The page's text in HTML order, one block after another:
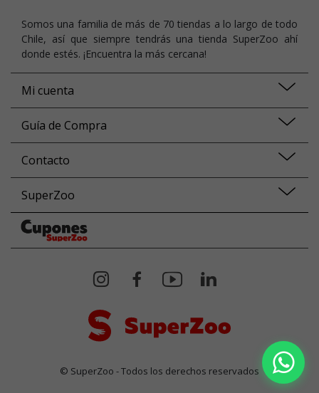
Somos una familia de más de 70 tiendas a lo largo de todo
Chile, así que siempre tendrás una tienda SuperZoo ahí
donde estés. ¡Encuentra la más cercana!
Mi cuenta
Guía de Compra
Contacto
SuperZoo
© SuperZoo - Todos los derechos reservados